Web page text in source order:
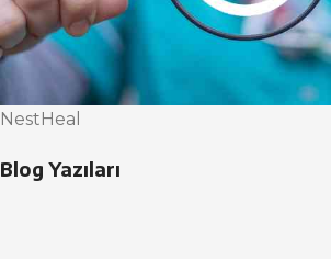
NestHeal
Blog Yazıları